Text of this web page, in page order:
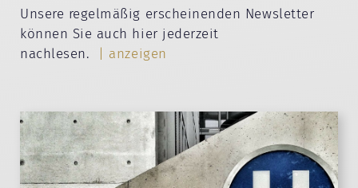
Unsere regelmäßig erscheinenden Newsletter
können Sie auch hier jederzeit
nachlesen.
| anzeigen